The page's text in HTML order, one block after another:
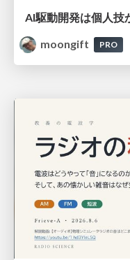
moongift
PRO